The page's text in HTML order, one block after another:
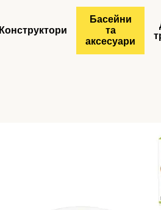
Конструктори
Басейни
та
аксесуари